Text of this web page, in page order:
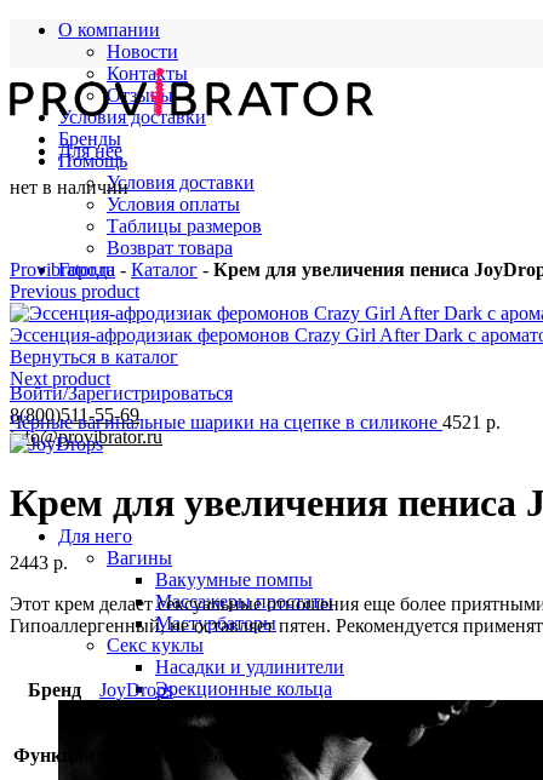
О компании
Новости
Контакты
Отзывы
Условия доставки
Бренды
Помощь
Условия доставки
Условия оплаты
Таблицы размеров
Возврат товара
Города
Войти/Зарегистрироваться
8(800)511-55-69
info@provibrator.ru
Для нее
Для него
Вагины
Вакуумные помпы
Массажеры простаты
Мастурбаторы
Секс куклы
Насадки и удлинители
Эрекционные кольца
нет в наличии
Provibrator.ru - Каталог - Крем для увеличения пениса
Previous product
Эссенция-афродизиак феромонов Crazy Girl After Dark с
Вернуться в каталог
Next product
Чёрные вагинальные шарики на сцепке в силиконе 4521 р.
Крем для увеличения
2443 р.
Этот крем делает сексуальные отношения еще более
Гипоаллергенный, не оставляет пятен. Рекомендуется
Бренд JoyDrops
Функция удлинение фаллоса